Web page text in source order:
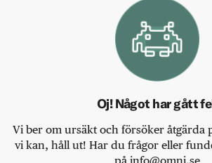
Oj! Något har gått
Vi ber om ursäkt och försöker åtgärda
vi kan, håll ut! Har du frågor eller